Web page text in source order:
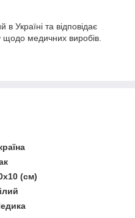
Україні та відповідає
щодо медичних виробів.
(см)